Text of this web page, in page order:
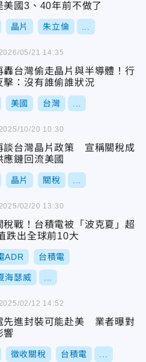
美國3、40年前不做了
晶片 朱立倫
轟台灣偷走晶片與半導體！行
擊：沒有誰偷誰狀況
美國 台灣
2026/05/21 14:35
談台灣晶片政策 宣稱關稅成
應鏈回流美國
晶片 關稅
2025/10/20 10:30
稅戰！台積電被「波克夏」超
跌出全球前10大
ADR 台積電
海瑟威
2025/02/20 13:30
先進封裝可能赴美 業者曝對
響
徵收關稅 台積電
2025/02/12 14:52